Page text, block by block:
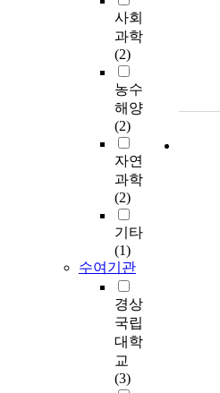
사회
과학
(2)
농수
해양
(2)
자연
과학
(2)
기타
(1)
수여기관
경상
국립
대학
교
(3)